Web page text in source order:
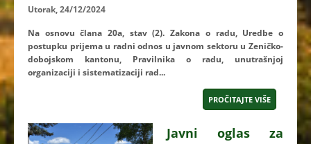
Utorak, 24/12/2024
Na osnovu člana 20a, stav (2). Zakona o radu, Uredbe o
postupku prijema u radni odnos u javnom sektoru u Zeničko-
dobojskom kantonu, Pravilnika o radu, unutrašnjoj
organizaciji i sistematizaciji rad...
PROČITAJTE VIŠE
Javni oglas za